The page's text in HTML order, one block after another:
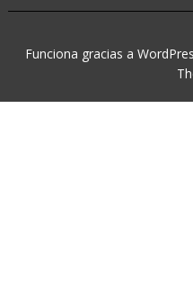
Funciona gracias a